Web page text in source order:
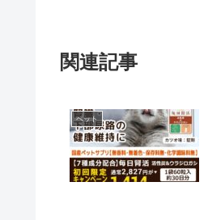
関連記事
ペット